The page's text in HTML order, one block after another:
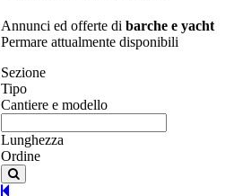
Annunci ed offerte di barche e yacht
Permare attualmente disponibili
Sezione
Tipo
Cantiere e modello
Lunghezza
Ordine